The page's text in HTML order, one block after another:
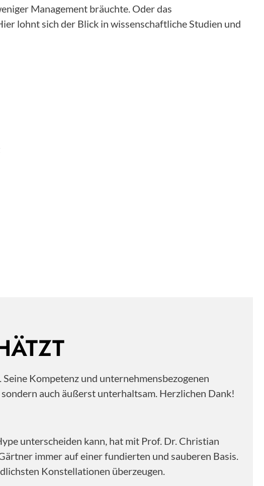
Management bräuchte. Oder das
lohnt sich der Blick in wissenschaftliche Studien und
Kompetenz und unternehmensbezogenen
auch äußerst unterhaltsam. Herzlichen Dank!
unterscheiden kann, hat mit Prof. Dr. Christian
immer auf einer fundierten und sauberen Basis.
Konstellationen überzeugen.